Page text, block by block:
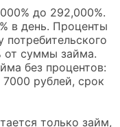
до 292,000%.
в день. Проценты
потребительского
от суммы займа.
без процентов:
рублей, срок
только займ,